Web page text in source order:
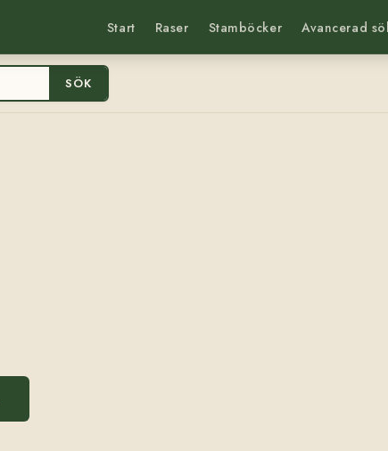
Start Raser Stamböcker Avancerad
SÖK